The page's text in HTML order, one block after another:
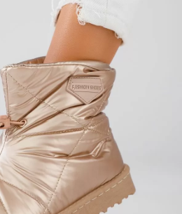
Rövid Csizma #13193